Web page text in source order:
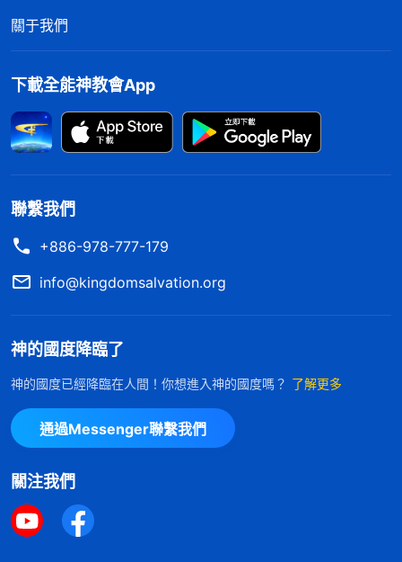
關于我們
下載全能神教會App
聯繫我們
+886-978-777-179
info@kingdomsalvation.org
神的國度降臨了
神的國度已經降臨在人間！你想進入神的國度嗎？ 了解更多
通過Messenger聯繫我們
關注我們